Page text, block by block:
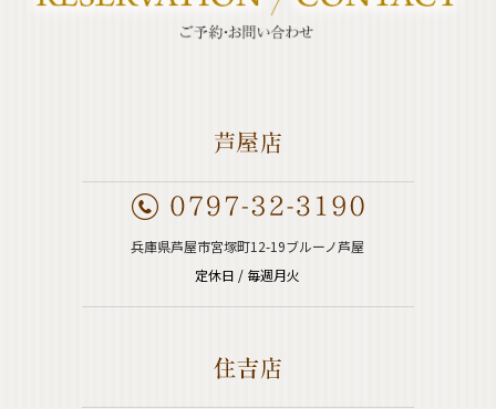
兵庫県芦屋市宮塚町12-19ブルーノ芦屋
定休日 / 毎週月火